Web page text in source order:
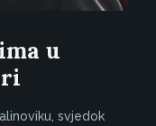
u
svjedok